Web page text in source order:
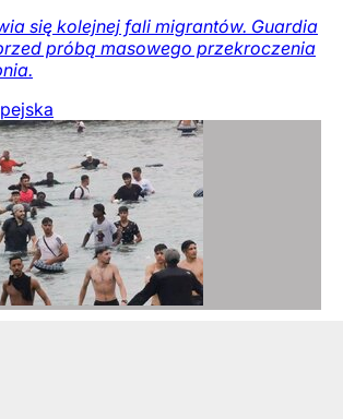
się kolejnej fali migrantów. Guardia
próbą masowego przekroczenia